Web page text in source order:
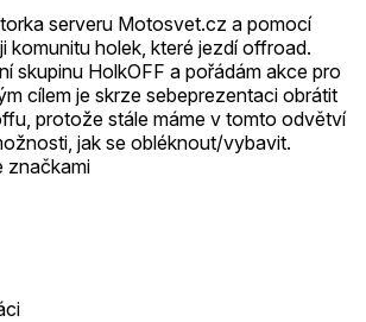
serveru Motosvet.cz a pomocí
komunitu holek, které jezdí offroad.
skupinu HolkOFF a pořádám akce pro
cílem je skrze sebeprezentaci obrátit
protože stále máme v tomto odvětví
jak se obléknout/vybavit.
značkami